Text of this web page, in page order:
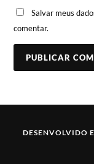
Salvar meus
comentar.
DESENVOLVIDO